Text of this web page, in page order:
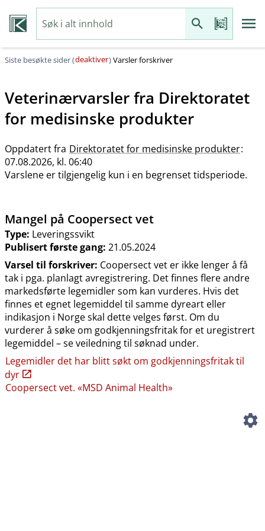
Siste besøkte sider (deaktiver)Varsler forskriver
Veterinærvarsler fra Direktoratet
for medisinske produkter
Oppdatert fra Direktoratet for medisinske produkter:
07.08.2026, kl. 06:40
Varslene er tilgjengelig kun i en begrenset tidsperiode.
Mangel på Coopersect vet
Type: Leveringssvikt
Publisert første gang: 21.05.2024
Varsel til forskriver: Coopersect vet er ikke lenger å få
tak i pga. planlagt avregistrering. Det finnes flere andre
markedsførte legemidler som kan vurderes. Hvis det
finnes et egnet legemiddel til samme dyreart eller
indikasjon i Norge skal dette velges først. Om du
vurderer å søke om godkjenningsfritak for et uregistrert
legemiddel – se veiledning til søknad under.
Legemidler det har blitt søkt om godkjenningsfritak til
dyr
Coopersect vet. «MSD Animal Health»